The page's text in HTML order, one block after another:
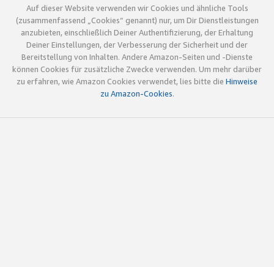
Auf dieser Website verwenden wir Cookies und ähnliche Tools
(zusammenfassend „Cookies“ genannt) nur, um Dir Dienstleistungen
anzubieten, einschließlich Deiner Authentifizierung, der Erhaltung
Deiner Einstellungen, der Verbesserung der Sicherheit und der
Bereitstellung von Inhalten. Andere Amazon-Seiten und -Dienste
können Cookies für zusätzliche Zwecke verwenden. Um mehr darüber
zu erfahren, wie Amazon Cookies verwendet, lies bitte die Hinweise
zu Amazon-Cookies.